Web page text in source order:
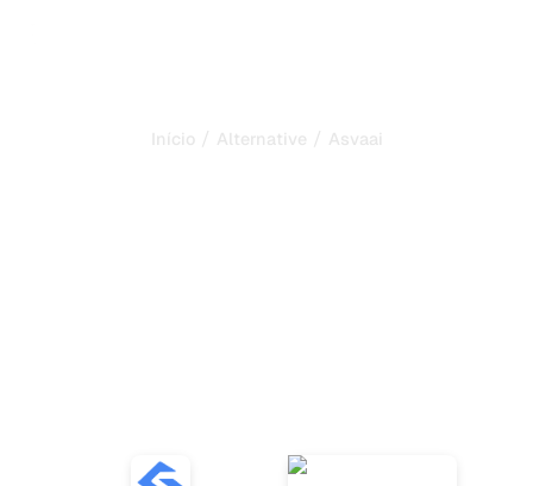
Início / Alternative / Asvaai